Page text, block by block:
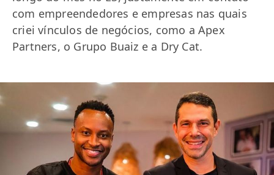
com empreendedores e empresas nas quais
criei vínculos de negócios, como a Apex
Partners, o Grupo Buaiz e a Dry Cat.